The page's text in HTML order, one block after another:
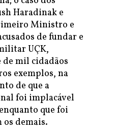
Haradinak e
Ministro e
de fundar e
UÇK,
mil cidadãos
exemplos, na
de que a
foi implacável
que foi
demais.